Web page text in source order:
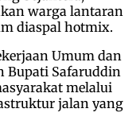
warga lantaran
diaspal hotmix.
Umum dan
Bupati Safaruddin
melalui
jalan yang